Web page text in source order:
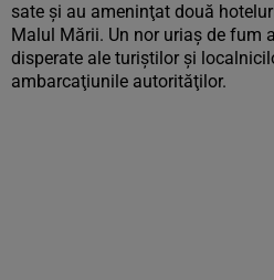
sate şi au ameninţat două
Malul Mării. Un nor uriaş de fum
disperate ale turiştilor şi
ambarcaţiunile autorităţilor.